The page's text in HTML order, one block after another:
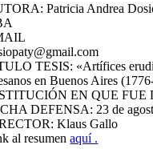
Patricia Andrea
TESIS: «Artífices
en Buenos Aires
EN QUE FUE
DEFENSA: 23 de
Klaus Gallo
al resumenaquí .